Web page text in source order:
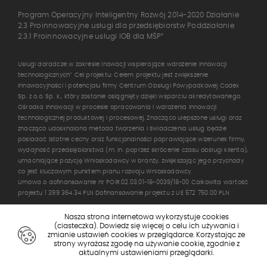
Program Operacyjny Inteligentny Rozwój 2014-2020 Działanie
2.3 Proinnowacyjne usługi dla przedsiębiorstw Poddziałanie
2.3.1 Proinnowacyjne usługi IOB dla MŚP“
Usługi doradcze w zakresie inowacji wspierające wdrożenie innowacji
technologicznych” Cel projektu: Celem projektu jest zwiększenie
innowacyjności i potencjału firmy Centrum Obsługi Powypadkowej Codex
Sp. z o.o. Sp. k., który zostanie osiągnięty dzięki wsparciu akredytowanego
Ośrodka Innowacji w procesie opracowania i wdrożenia innowacji
technologicznej produktowej i procesowej. Znacząco ulepszone usługi oraz
znacząco udosknalona metoda tworzenia i świadczenia usług będzie
posiadać istotne cechy oraz funkcjonalności poprawiające wizerunek firmy,
wydajność przedsiębiorstwa (m. in. poprzez skrócenie czasu obsługi klienta),
umacniające pozycję Wnioskodawcy w branży, zwiększając jego przychody
co jest kluczowym punktem planu rozwoju Wnioskodawcy.
Umowa o dofinansowanie nr POIR.02.03.01-18-0039/18-00 Całkowita wartość
projektu 1 399 364.34 PLN Dofinansowanie projektu z UE 572 750.00 PLN
Wszystkie prawa zastrzeżone dla Codex
Polityka prywatności
Nasza strona internetowa wykorzystuje cookies
(ciasteczka). Dowiedz się więcej o celu ich używania i
zmianie ustawień cookies w przeglądarce. Korzystając ze
strony wyrażasz zgodę na używanie cookie, zgodnie z
aktualnymi ustawieniami przeglądarki.